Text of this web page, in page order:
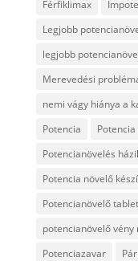
Férfiklimax
Legjobb
legjobb
Merevedési
nemi vágy hiánya a
Potencia
Potencianövelés
Potencia növelő
Potencianövelő
potencianövelő vény
Potenciazavar